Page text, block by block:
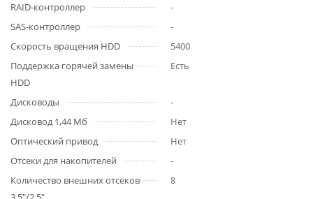
RAID-контроллер
-
SAS-контроллер
-
Скорость вращения HDD
5400
Поддержка горячей замены
HDD
Есть
Дисководы
-
Дисковод 1,44 Мб
Нет
Оптический привод
Нет
Отсеки для накопителей
-
Количество внешних отсеков
8